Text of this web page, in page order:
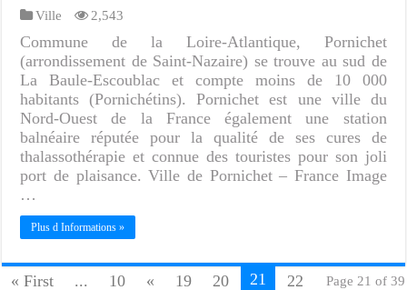
Ville 2,543
Commune de la Loire-Atlantique, Pornichet
(arrondissement de Saint-Nazaire) se trouve au sud de
La Baule-Escoublac et compte moins de 10 000
habitants (Pornichétins). Pornichet est une ville du
Nord-Ouest de la France également une station
balnéaire réputée pour la qualité de ses cures de
thalassothérapie et connue des touristes pour son joli
port de plaisance. Ville de Pornichet – France Image
…
Plus d Informations »
Page 21 of 39
« First ... 10 « 19 20 21 22